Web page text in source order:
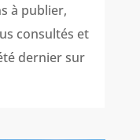
à publier,
consultés et
dernier sur